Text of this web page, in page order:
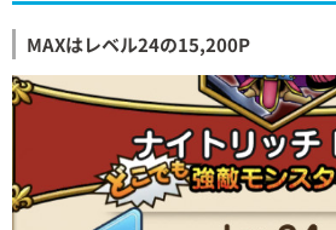
MAXはレベル24の15,200P